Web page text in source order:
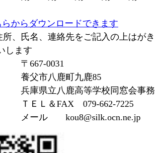
からダウンロードできます
、氏名、連絡先をご記入の上はが
します
0031
鹿町九鹿85
鹿高等学校同窓会事務
FAX 079-662-7225